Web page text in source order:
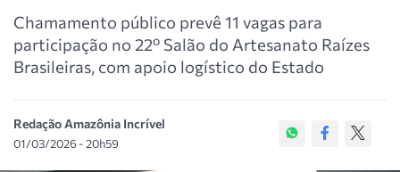
Chamamento público prevê 11 vagas para
participação no 22º Salão do Artesanato Raízes
Brasileiras, com apoio logístico do Estado
Redação Amazônia Incrível
01/03/2026 - 20h59